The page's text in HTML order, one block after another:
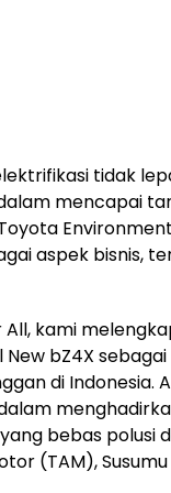
tidak
mencapai
aspek bisnis,
kami
bZ4X
di Indonesia.
bebas polusi
(TAM), Susumu